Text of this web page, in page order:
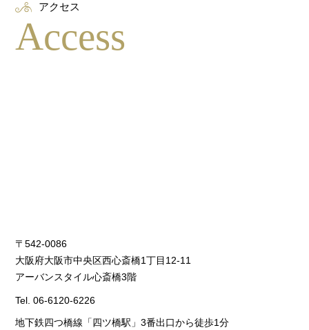
アクセス
Access
〒542-0086
大阪府大阪市中央区西心斎橋1丁目12-11
アーバンスタイル心斎橋3階
Tel.06-6120-6226
地下鉄四つ橋線「四ツ橋駅」3番出口から徒歩1分